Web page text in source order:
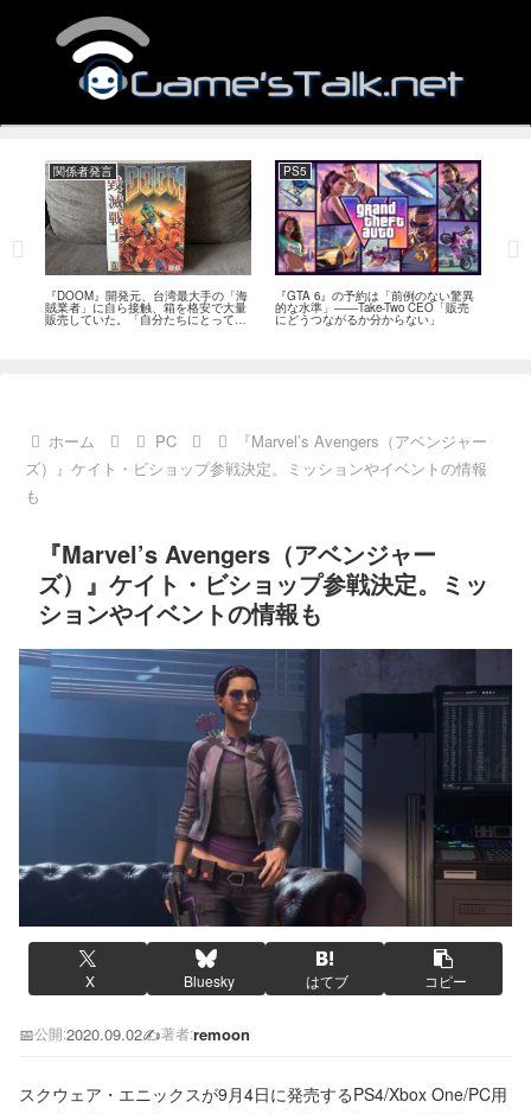
関係者発言
『DOOM』開発元、台湾最大手の「海
賊業者」に自ら接触、箱を格安で大量
販売していた。「自分たちにとっては
流通だった」
PS5
『GTA 6』の予約は「前例のない驚異
的な水準」――Take-Two CEO「販売
にどうつながるか分からない」
ホーム PC
『Marvel’s Avengers（アベンジャー
ズ）』ケイト・ビショップ参戦決定。ミッションやイベントの情報
も
『Marvel’s Avengers（アベンジャー
ズ）』ケイト・ビショップ参戦決定。ミッ
ションやイベントの情報も
X Bluesky はてブ コピー
📅公開:2020.09.02✍️著者:remoon
スクウェア・エニックスが9月4日に発売するPS4/Xbox One/PC用